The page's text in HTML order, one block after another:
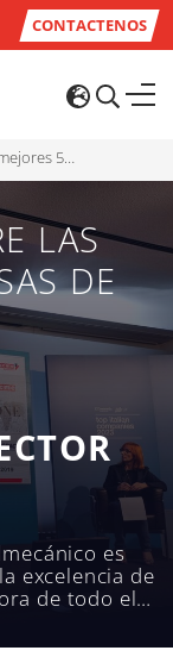
CONTACTENOS
del sector metalmecánico
LAS
DE
es
excelencia de
de todo el
como un